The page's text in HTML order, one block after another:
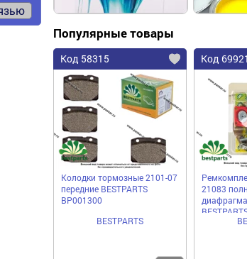
Популярные товары
Код 58315
Колодки тормозные 2101-07
передние BESTPARTS
BP001300
BESTPARTS
Код 69921
21083